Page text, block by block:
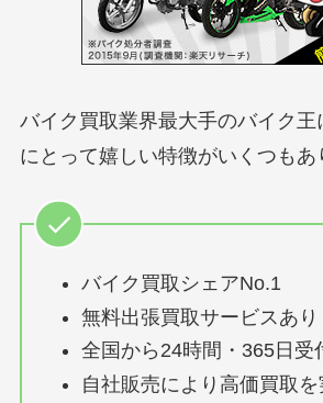
バイク買取業界最大手のバイク王
にとって嬉しい特徴がいくつもあ
バイク買取シェアNo.1
無料出張買取サービスあり
全国から24時間・365日受
自社販売により高価買取を